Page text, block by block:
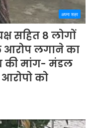
अपना शहर
सहित 8 लोगों
आरोप लगाने का
की मांग- मंडल
को